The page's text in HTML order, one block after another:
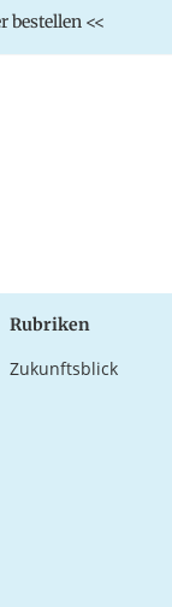
bestellen <<
Rubriken
Zukunftsblick